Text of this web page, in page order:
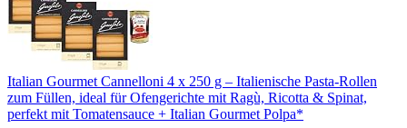
Italian Gourmet Cannelloni 4 x 250 g – Italienische Pasta-Rollen
zum Füllen, ideal für Ofengerichte mit Ragù, Ricotta & Spinat,
perfekt mit Tomatensauce + Italian Gourmet Polpa*